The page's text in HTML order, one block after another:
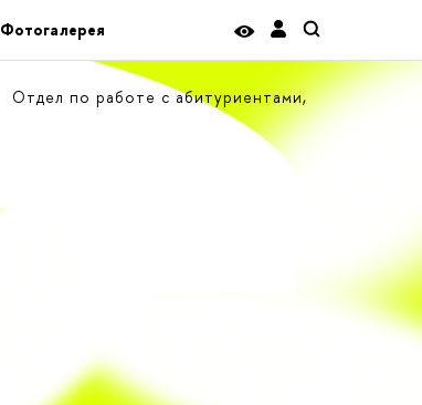
Фотогалерея
Отдел по работе с абитуриентами,